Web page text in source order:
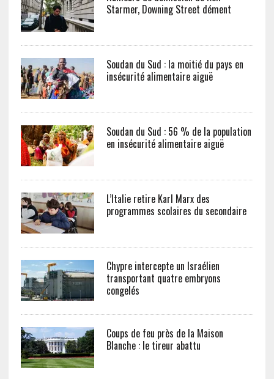
Starmer, Downing Street dément
Soudan du Sud : la moitié du pays en
insécurité alimentaire aiguë
Soudan du Sud : 56 % de la population
en insécurité alimentaire aiguë
L’Italie retire Karl Marx des
programmes scolaires du secondaire
Chypre intercepte un Israélien
transportant quatre embryons
congelés
Coups de feu près de la Maison
Blanche : le tireur abattu